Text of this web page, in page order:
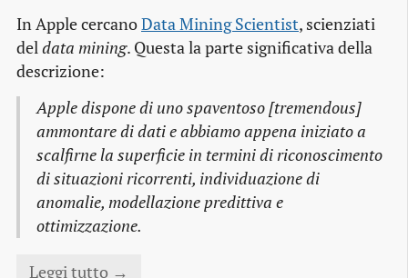
In Apple cercanoData Mining Scientist, scienziati
deldata mining. Questa la parte significativa della
descrizione:
Apple dispone di uno spaventoso [tremendous]
ammontare di dati e abbiamo appena iniziato a
scalfirne la superficie in termini di riconoscimento
di situazioni ricorrenti, individuazione di
anomalie, modellazione predittiva e
ottimizzazione.
Leggi tutto →